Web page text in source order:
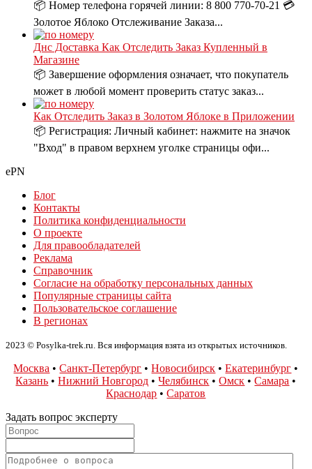
📦 Номер телефона горячей линии: 8 800 770-70-21 💳
Золотое Яблоко Отслеживание Заказа...
Днс Доставка Как Отследить Заказ Купленный в
Магазине
📦 Завершение оформления означает, что покупатель
может в любой момент проверить статус заказ...
Как Отследить Заказ в Золотом Яблоке в Приложении
📦 Регистрация: Личный кабинет: нажмите на значок
"Вход" в правом верхнем уголке страницы офи...
ePN
Блог
Контакты
Политика конфиденциальности
О проекте
Для правообладателей
Реклама
Справочник
Согласие на обработку персональных данных
Популярные страницы сайта
Пользовательское соглашение
В регионах
2023 © Posylka-trek.ru. Вся информация взята из открытых источников.
Москва •Санкт-Петербург •Новосибирск •Екатеринбург •
Казань •Нижний Новгород •Челябинск •Омск •Самара •
Краснодар •Саратов
Задать вопрос эксперту